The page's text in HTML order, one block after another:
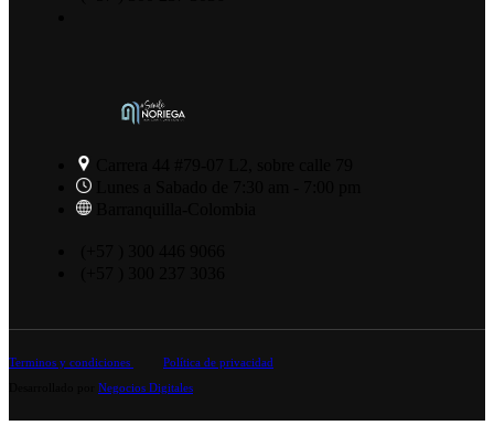
Terminos y condiciones
Política de privacidad
Negocios Digitales